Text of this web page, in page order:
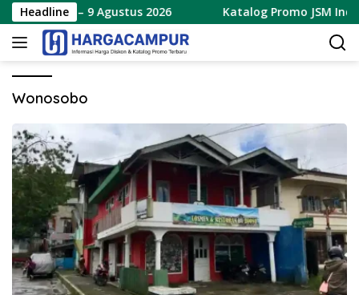
Langsung
ke
konten
Headline7 – 9 Agustus 2026 Katalog Promo JSM
Wonosobo